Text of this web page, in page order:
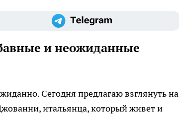
и неожиданные
Сегодня предлагаю взглянуть на
итальянца, который живет и